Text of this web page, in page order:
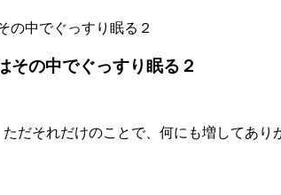
の中でぐっすり眠る２
その中でぐっすり眠る２
だそれだけのことで、何にも増してあり